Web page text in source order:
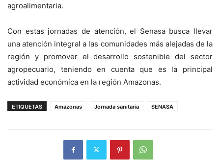
agroalimentaria.
Con estas jornadas de atención, el Senasa busca llevar
una atención integral a las comunidades más alejadas de la
región y promover el desarrollo sostenible del sector
agropecuario, teniendo en cuenta que es la principal
actividad económica en la región Amazonas.
ETIQUETAS Amazonas Jornada sanitaria SENASA